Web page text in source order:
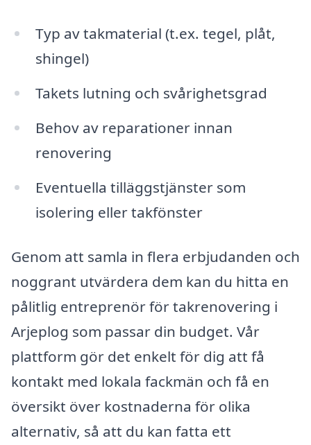
Typ av takmaterial (t.ex. tegel, plåt,
shingel)
Takets lutning och svårighetsgrad
Behov av reparationer innan
renovering
Eventuella tilläggstjänster som
isolering eller takfönster
Genom att samla in flera erbjudanden och
noggrant utvärdera dem kan du hitta en
pålitlig entreprenör för takrenovering i
Arjeplog som passar din budget. Vår
plattform gör det enkelt för dig att få
kontakt med lokala fackmän och få en
översikt över kostnaderna för olika
alternativ, så att du kan fatta ett